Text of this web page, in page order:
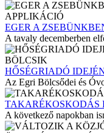
EGER A
A tavaly decemberben
HŐSÉGRIADÓ
Az Egri Bölcsődei és
TAKARÉKOSKODÁS
A következő napokban